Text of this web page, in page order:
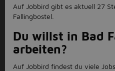
Auf Jobbird gibt es aktuell 27
Fallingbostel.
Du willst in Bad
arbeiten?
Auf Jobbird findest du viele